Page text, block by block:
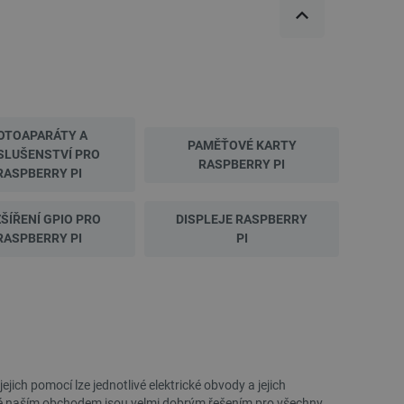
A
PRO
PI
PAMĚŤOVÉ KARTY
RASPBERRY PI
GPIO PRO
PI
DISPLEJE RASPBERRY
PI
pomocí lze jednotlivé elektrické obvody a jejich
být specifické pro
stavu uživatele
zátěže, aby se zajistilo, že
uživatelských údajů pro
což zajišťuje více